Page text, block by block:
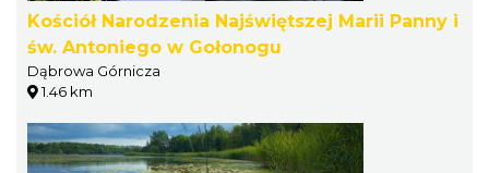
Kościół Narodzenia Najświętszej Marii Panny i
św. Antoniego w Gołonogu
Dąbrowa Górnicza
1.46 km